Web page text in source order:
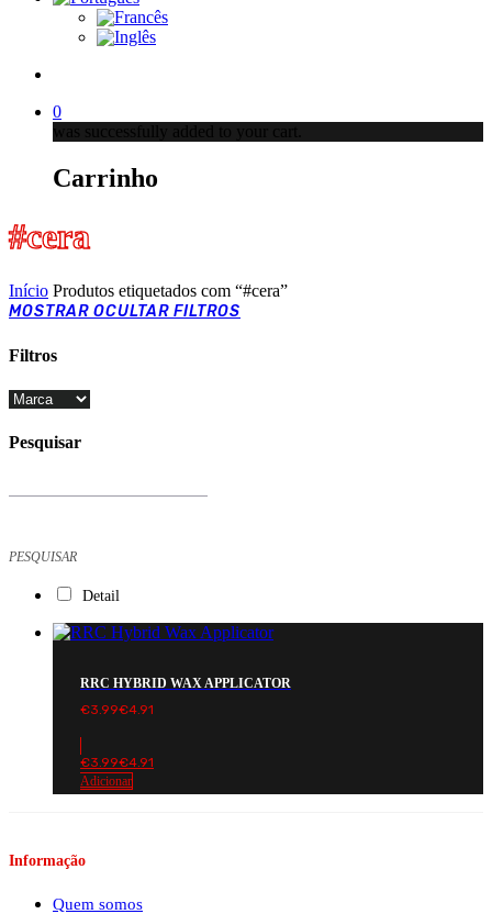
0
was successfully added to your cart.
Carrinho
#cera
Início Produtos etiquetados com “#cera”
MOSTRAR OCULTAR FILTROS
Filtros
Close
Pesquisar
PESQUISAR
Detail
RRC HYBRID WAX APPLICATOR
€3.99€4.91
€3.99€4.91
Adicionar
Informação
Quem somos